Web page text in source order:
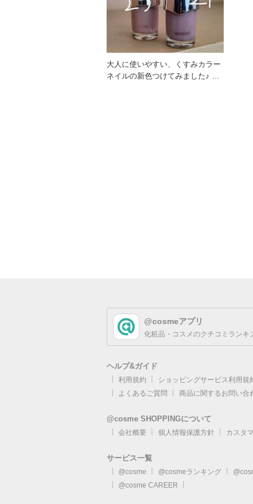
大人に使いやすい、くすみカラー
ネイルの新色つけてみました♪ ど
@cosmeアプリ
化粧品・コスメのクチコミランキ
ヘルプ&ガイド
利用規約 ショッピングサービス利用規
よくあるご質問
商品に関するお問い合
@cosme SHOPPINGについて
会社概要 個人情報保護方針 カスタ
サービス一覧
@cosme @cosmeランキング
@cosme CAREER